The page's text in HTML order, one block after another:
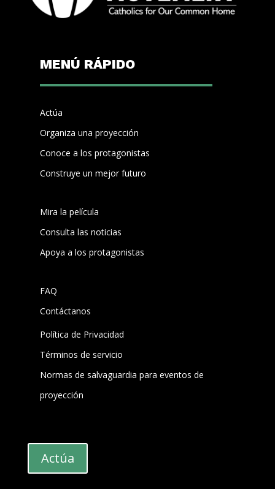
MENÚ RÁPIDO
Actúa
Organiza una proyección
Conoce a los protagonistas
Construye un mejor futuro
Mira la película
Consulta las noticias
Apoya a los protagonistas
FAQ
Contáctanos
Política de Privacidad
Términos de servicio
Normas de salvaguardia para eventos de
proyección
Actúa